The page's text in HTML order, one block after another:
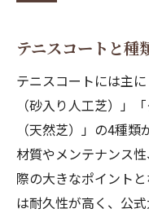
ハード・オ
テニスコー
較
初心者に
テニスプレ
分け
テニスコートと種
テニスコートには主
（砂入り人工芝）」
（天然芝）」の4種
材質やメンテナンス
際の大きなポイント
は耐久性が高く、公